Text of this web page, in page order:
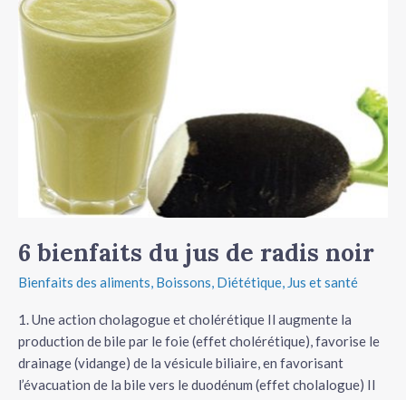
6 bienfaits du jus de radis noir
Bienfaits des aliments Boissons Diététique Jus et santé
1. Une action cholagogue et cholérétique Il augmente la
production de bile par le foie (effet cholérétique), favorise le
drainage (vidange) de la vésicule biliaire, en favorisant
l’évacuation de la bile vers le duodénum (effet cholalogue) Il
bienfaits
du
jus
de
radis
noir